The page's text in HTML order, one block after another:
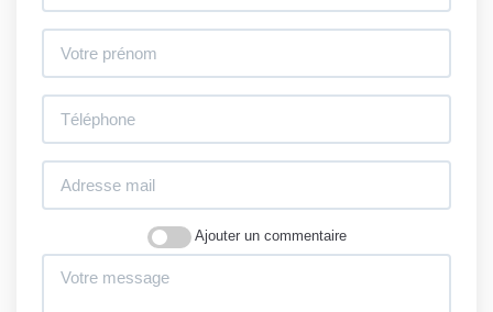
Ajouter un commentaire